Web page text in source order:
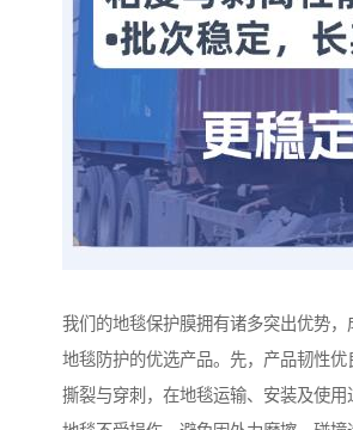
我们的地毯保护膜拥有诸多突出优势，
地毯防护的优选产品。先，产品韧性优
撕裂与穿刺，在地毯运输、安装及使用